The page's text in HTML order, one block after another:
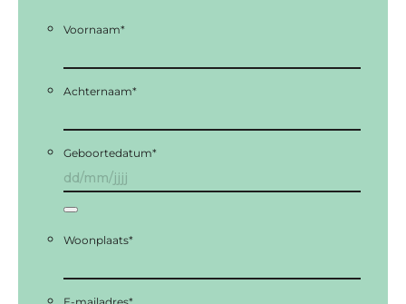
Voornaam*
Achternaam*
Geboortedatum*
Woonplaats*